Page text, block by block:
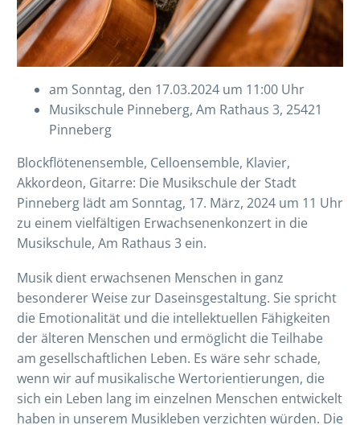
am Sonntag, den 17.03.2024 um 11:00 Uhr
Musikschule Pinneberg, Am Rathaus 3, 25421
Pinneberg
Blockflötenensemble, Celloensemble, Klavier,
Akkordeon, Gitarre: Die Musikschule der Stadt
Pinneberg lädt am Sonntag, 17. März, 2024 um 11 Uhr
zu einem vielfältigen Erwachsenenkonzert in die
Musikschule, Am Rathaus 3 ein.
Musik dient erwachsenen Menschen in ganz
besonderer Weise zur Daseinsgestaltung. Sie spricht
die Emotionalität und die intellektuellen Fähigkeiten
der älteren Menschen und ermöglicht die Teilhabe
am gesellschaftlichen Leben. Es wäre sehr schade,
wenn wir auf musikalische Wertorientierungen, die
sich ein Leben lang im einzelnen Menschen entwickelt
haben in unserem Musikleben verzichten würden. Die